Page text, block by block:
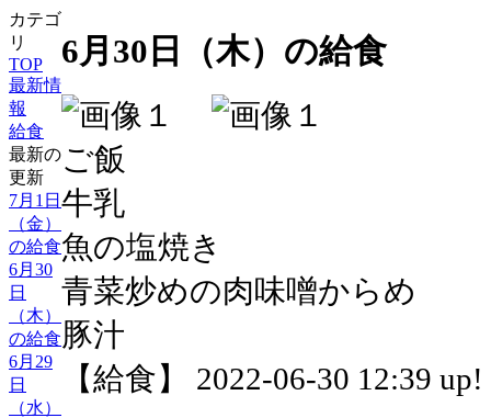
カテゴ
リ
TOP
最新情
報
給食
最新の
更新
7月1日
（金）
の給食
6月30
日
（木）
の給食
6月29
日
（水）
6月30日（木）の給食
ご飯
牛乳
魚の塩焼き
青菜炒めの肉味噌からめ
豚汁
【給食】 2022-06-30 12:39 up!